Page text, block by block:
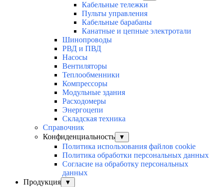
Кабельные тележки
Пульты управления
Кабельные барабаны
Канатные и цепные электротали
Шинопроводы
РВД и ПВД
Насосы
Вентиляторы
Теплообменники
Компрессоры
Модульные здания
Расходомеры
Энергоцепи
Складская техника
Справочник
Конфиденциальность
▼
Политика использования файлов cookie
Политика обработки персональных данных
Согласие на обработку персональных
данных
Продукция
▼